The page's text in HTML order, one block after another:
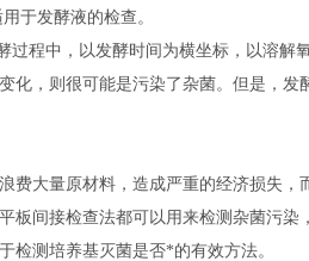
于发酵液的检查。
程中，以发酵时间为横坐标，以溶解
，则很可能是污染了杂菌。但是，发
费大量原材料，造成严重的经济损失
板间接检查法都可以用来检测杂菌污
检测培养基灭菌是否*的有效方法。